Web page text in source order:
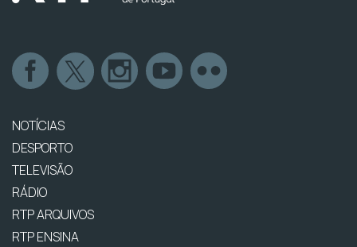
NOTÍCIAS
DESPORTO
TELEVISÃO
RÁDIO
RTP ARQUIVOS
RTP ENSINA